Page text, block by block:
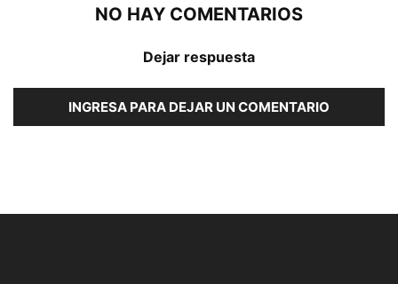
NO HAY COMENTARIOS
Dejar respuesta
INGRESA PARA DEJAR UN COMENTARIO